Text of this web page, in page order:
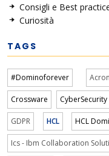
Consigli e Best
Curiosità
TAGS
#Dominoforever
Crossware CyberSecurity
GDPR HCL HCL
Ics - Ibm Collaboration